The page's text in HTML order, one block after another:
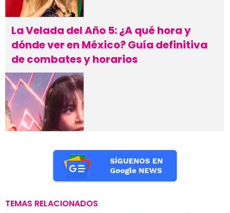
La Velada del Año 5: ¿A qué hora y
dónde ver en México? Guía definitiva
de combates y horarios
TEMAS RELACIONADOS